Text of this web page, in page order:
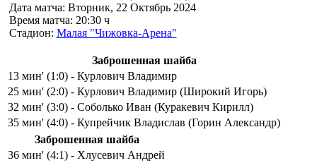
Дата матча: Вторник, 22 Октябрь 2024
Время матча: 20:30 ч
Стадион: Малая "Чижовка-Арена"
Заброшенная шайба
13 мин' (1:0) - Курлович Владимир
25 мин' (2:0) - Курлович Владимир (Широкий Игорь)
32 мин' (3:0) - Соболько Иван (Куракевич Кирилл)
35 мин' (4:0) - Купрейчик Владислав (Горин Александр)
Заброшенная шайба
36 мин' (4:1) - Хлусевич Андрей